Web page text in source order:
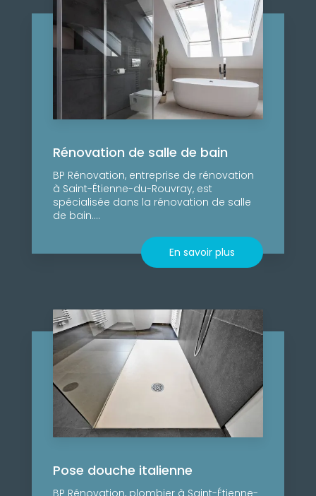
Rénovation de salle de bain
BP Rénovation, entreprise de rénovation
à Saint-Étienne-du-Rouvray, est
spécialisée dans la rénovation de salle
de bain....
En savoir plus
Pose douche italienne
BP Rénovation, plombier à Saint-Étienne-